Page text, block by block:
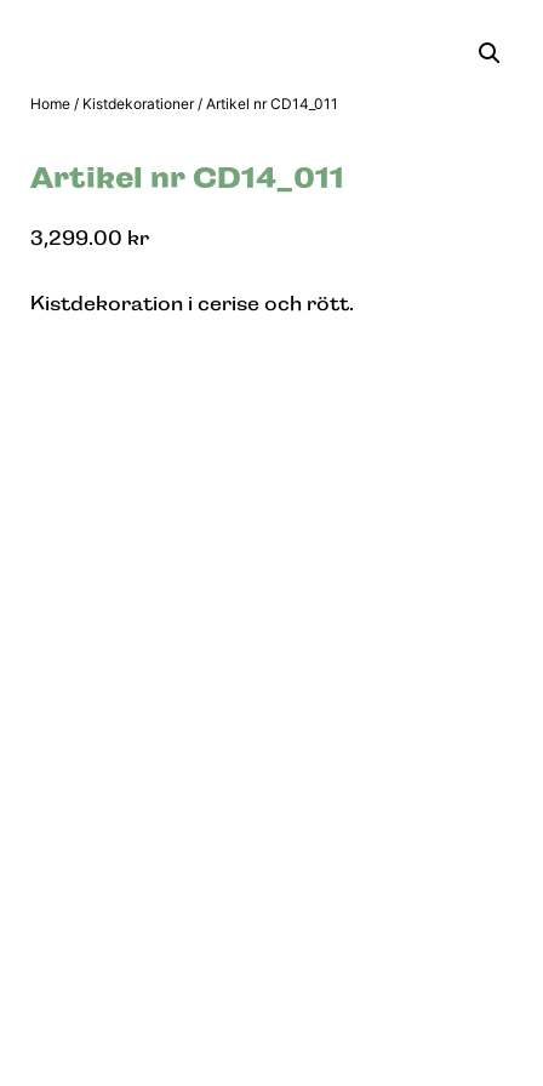
Home / Kistdekorationer/ Artikel nr CD14_011
Artikel nr CD14_011
3,299.00 kr
Kistdekoration i cerise och rött.